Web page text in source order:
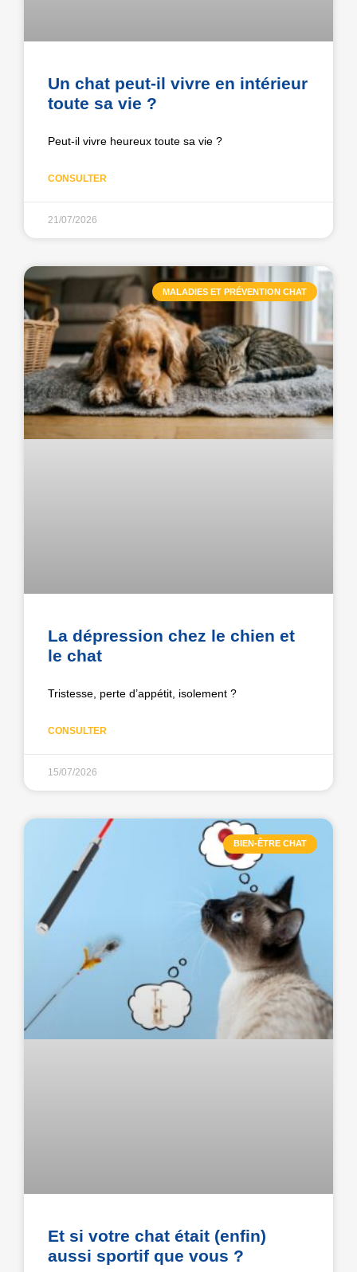
Un chat peut-il vivre en intérieur
toute sa vie ?
Peut-il vivre heureux toute sa vie ?
CONSULTER
21/07/2026
MALADIES ET PRÉVENTION CHAT
La dépression chez le chien et
le chat
Tristesse, perte d’appétit, isolement ?
CONSULTER
15/07/2026
BIEN-ÊTRE CHAT
Et si votre chat était (enfin)
aussi sportif que vous ?